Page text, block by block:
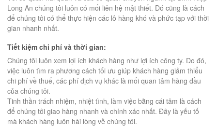
Long An chúng tôi luôn có mối liên hệ mật thiết. Đó cũng là cách
để chúng tôi có thể thực hiện các lô hàng khó và phức tạp với thời
gian nhanh nhất.
Tiết kiệm chi phí và thời gian:
Chúng tôi luôn xem lợi ích khách hàng như lợi ích công ty. Do đó,
việc luôn tìm ra phương cách tối ưu giúp khách hàng giảm thiểu
chi phí về thuế, các phí dịch vụ khác là mối quan tâm hàng đầu
của chúng tôi.
Tinh thần trách nhiệm, nhiệt tình, làm việc bằng cái tâm là cách
để chúng tôi giao hàng nhanh và chính xác nhất. Đây là yếu tố
mà khách hàng luôn hài lòng về chúng tôi.